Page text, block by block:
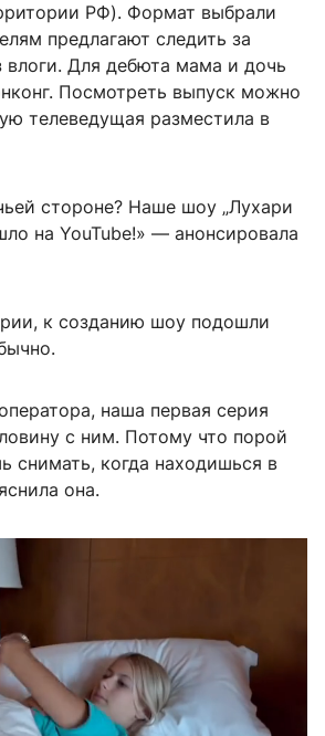
РФ). Формат выбрали
предлагают следить за
влоги. Для дебюта мама и дочь
Посмотреть выпуск можно
телеведущая разместила в
стороне? Наше шоу „Лухари
на YouTube!» — анонсировала
к созданию шоу подошли
наша первая серия
с ним. Потому что порой
снимать, когда находишься в
она.